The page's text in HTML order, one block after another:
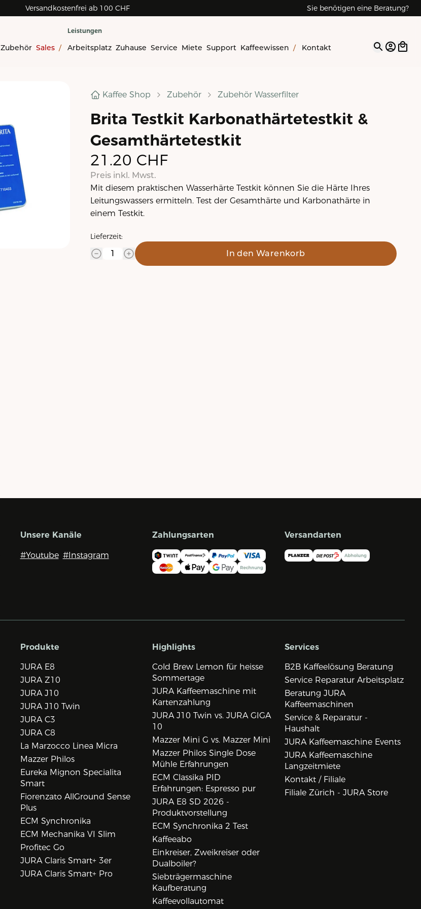
Versandkostenfrei ab 100 CHF Sie benötigen eine Beratung?
Zubehör Sales /
Leistungen
Arbeitsplatz Zuhause Service Miete Support Kaffeewissen / Kontakt Open
Kaffee Shop Zubehör Zubehör Wasserfilter
Brita Testkit Karbonathärtetestkit &
Gesamthärtetestkit
21.20 CHF
Preis inkl. Mwst.
Mit diesem praktischen Wasserhärte Testkit können Sie die Härte Ihres
Leitungswassers ermitteln. Test der Gesamthärte und Karbonathärte in
einem Testkit.
Lieferzeit:
In den Warenkorb
Unsere Kanäle
#Youtube #Instagram
Zahlungsarten Versandarten
Produkte
JURA E8
JURA Z10
JURA J10
JURA J10 Twin
JURA C3
JURA C8
La Marzocco Linea Micra
Mazzer Philos
Eureka Mignon Specialita
Smart
Fiorenzato AllGround Sense
Plus
ECM Synchronika
ECM Mechanika VI Slim
Profitec Go
JURA Claris Smart+ 3er
JURA Claris Smart+ Pro
Highlights
Cold Brew Lemon für heisse
Sommertage
JURA Kaffeemaschine mit
Kartenzahlung
JURA J10 Twin vs. JURA GIGA
10
Mazzer Mini G vs. Mazzer Mini
Mazzer Philos Single Dose
Mühle Erfahrungen
ECM Classika PID
Erfahrungen: Espresso pur
JURA E8 SD 2026 -
Produktvorstellung
ECM Synchronika 2 Test
Kaffeeabo
Einkreiser, Zweikreiser oder
Dualboiler?
Siebträgermaschine
Kaufberatung
Kaffeevollautomat
Services
B2B Kaffeelösung Beratung
Service Reparatur Arbeitsplatz
Beratung JURA
Kaffeemaschinen
Service & Reparatur -
Haushalt
JURA Kaffeemaschine Events
JURA Kaffeemaschine
Langzeitmiete
Kontakt / Filiale
Filiale Zürich - JURA Store